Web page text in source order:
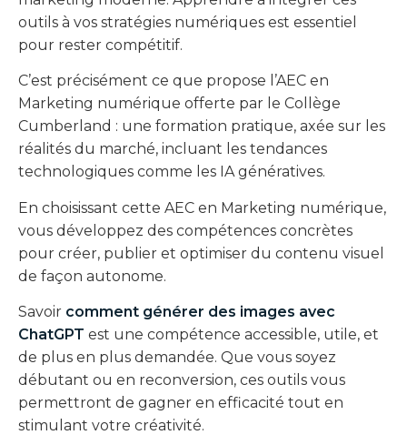
outils à vos stratégies numériques est essentiel
pour rester compétitif.
C’est précisément ce que propose l’AEC en
Marketing numérique offerte par le Collège
Cumberland : une formation pratique, axée sur les
réalités du marché, incluant les tendances
technologiques comme les IA génératives.
En choisissant cette AEC en Marketing numérique,
vous développez des compétences concrètes
pour créer, publier et optimiser du contenu visuel
de façon autonome.
Savoir comment générer des images avec
ChatGPT est une compétence accessible, utile, et
de plus en plus demandée. Que vous soyez
débutant ou en reconversion, ces outils vous
permettront de gagner en efficacité tout en
stimulant votre créativité.